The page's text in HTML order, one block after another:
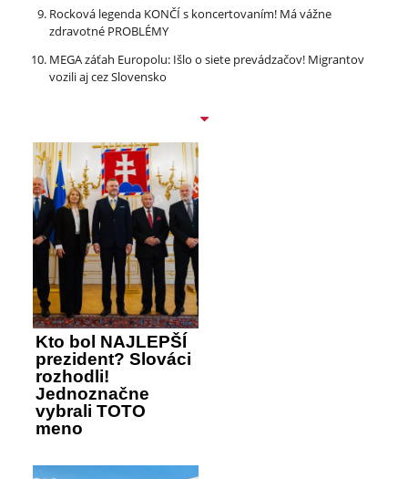
Rocková legenda KONČÍ s koncertovaním! Má vážne
zdravotné PROBLÉMY
MEGA záťah Europolu: Išlo o siete prevádzačov! Migrantov
vozili aj cez Slovensko
Kto bol NAJLEPŠÍ
prezident? Slováci
rozhodli!
Jednoznačne
vybrali TOTO
meno